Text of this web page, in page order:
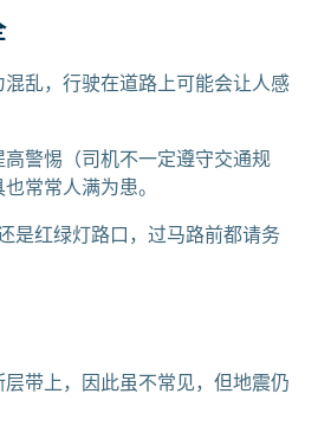
乱，行驶在道路上可能会让人感
警惕（司机不一定遵守交通规
常常人满为患。
是红绿灯路口，过马路前都请务
带上，因此虽不常见，但地震仍